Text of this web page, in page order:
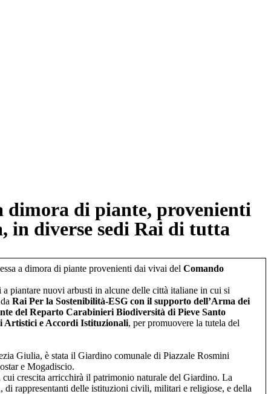
dimora di piante, provenienti
in diverse sedi Rai di tutta
a dimora di piante provenienti dai vivai del Comando
piantare nuovi arbusti in alcune delle città italiane in cui si
Rai Per la Sostenibilità-ESG con il supporto dell’Arma dei
del Reparto Carabinieri Biodiversità di Pieve Santo
Artistici e Accordi Istituzionali, per promuovere la tutela del
Giulia, è stata il Giardino comunale di Piazzale Rosmini
e Mogadiscio.
crescita arricchirà il patrimonio naturale del Giardino. La
di rappresentanti delle istituzioni civili, militari e religiose, e della